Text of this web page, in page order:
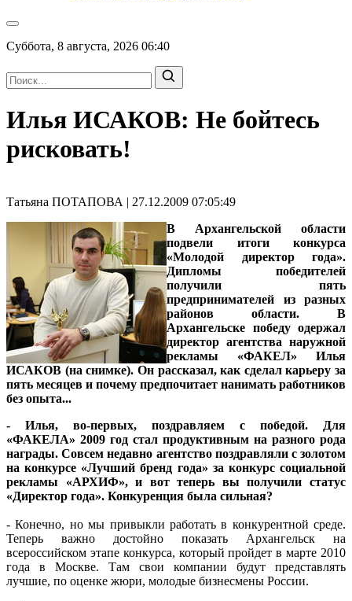
Суббота, 8 августа, 2026 06:40
Илья ИСАКОВ: Не бойтесь
рисковать!
Татьяна ПОТАПОВА | 27.12.2009 07:05:49
В Архангельской области
подвели итоги конкурса
«Молодой директор года».
Дипломы победителей
получили пять
предпринимателей из разных
районов области. В
Архангельске победу одержал
директор агентства наружной
рекламы «ФАКЕЛ» Илья
ИСАКОВ (на снимке). Он рассказал, как сделал карьеру за
пять месяцев и почему предпочитает нанимать работников
без опыта...
- Илья, во-первых, поздравляем с победой. Для
«ФАКЕЛА» 2009 год стал продуктивным на разного рода
награды. Совсем недавно агентство поздравляли с золотом
на конкурсе «Лучший бренд года» за конкурс социальной
рекламы «АРХИФ», и вот теперь вы получили статус
«Директор года». Конкуренция была сильная?
- Конечно, но мы привыкли работать в конкурентной среде.
Теперь важно достойно показать Архангельск на
всероссийском этапе конкурса, который пройдет в марте 2010
года в Москве. Там свои компании будут представлять
лучшие, по оценке жюри, молодые бизнесмены России.